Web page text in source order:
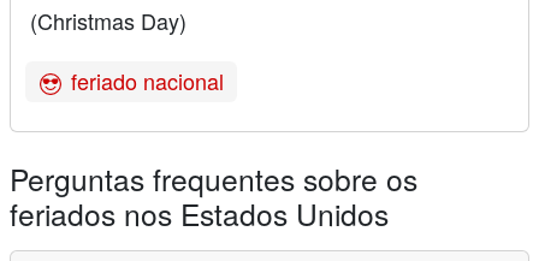
(Christmas Day)
feriado nacional
Perguntas frequentes sobre os
feriados nos Estados Unidos